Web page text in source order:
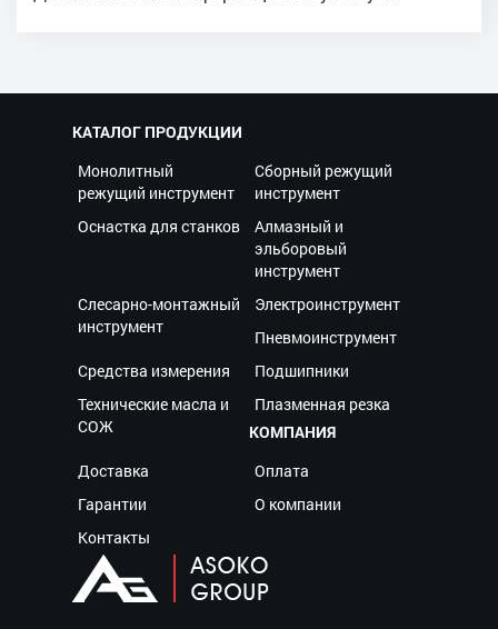
КАТАЛОГ ПРОДУКЦИИ
Монолитный
режущий инструмент
Сборный режущий
инструмент
Оснастка для станков
Алмазный и
эльборовый
инструмент
Слесарно-монтажный
инструмент
Электроинструмент
Пневмоинструмент
Средства измерения
Подшипники
Технические масла и
СОЖ
Плазменная резка
КОМПАНИЯ
Доставка
Оплата
Гарантии
О компании
Контакты